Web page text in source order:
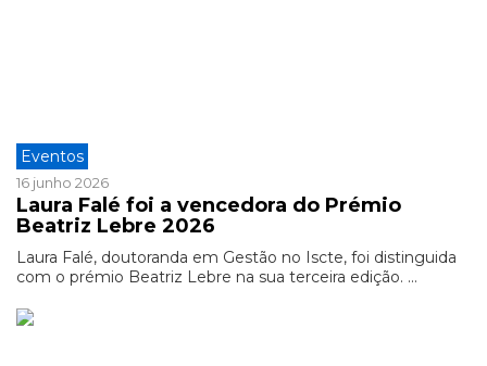
Eventos
16 junho 2026
Laura Falé foi a vencedora do Prémio
Beatriz Lebre 2026
Laura Falé, doutoranda em Gestão no Iscte, foi distinguida
com o prémio Beatriz Lebre na sua terceira edição. ...